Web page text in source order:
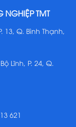
NGHIỆP TMT
13, Q. Bình Thạnh,
Lĩnh, P. 24, Q.
621